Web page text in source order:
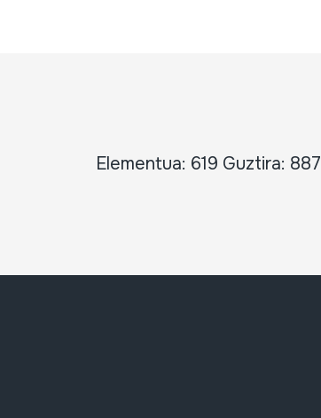
Elementua: 619 Guztira: 887